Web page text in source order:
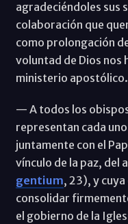
agradeciéndoles sus
colaboración que
como prolongación
voluntad de Dios nos
ministerio apostólico.
— A todos los
representan cada
juntamente con el
vínculo de la paz, del
gentium, 23), y
consolidar
el gobierno de la